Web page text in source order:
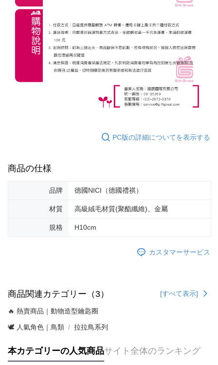
PC版の詳細についてを表示する
商品の仕様
品牌 德國NICI（德國禮祺）
材質 高級絨毛材質(聚酯纖維)、金屬
規格 H10cm
カスタマーサービス
商品関連カテゴリー（3） [すべて表示]
🔥 熱賣商品｜動物造型鑰匙圈
🕊️ 人氣角色｜鳥類 拉拉鳥系列
本カテゴリーの人気商品サイト全体のランキング